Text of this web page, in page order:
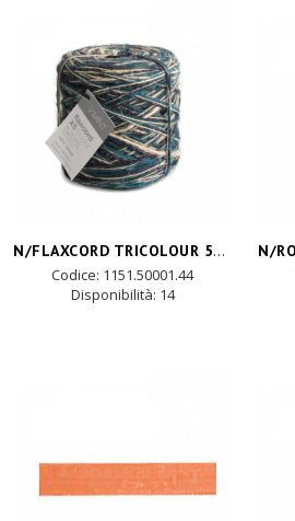
N/FLAXCORD TRICOLOUR 500MTX1MM-blu
Codice: 1151.50001.44
Disponibilità: 14